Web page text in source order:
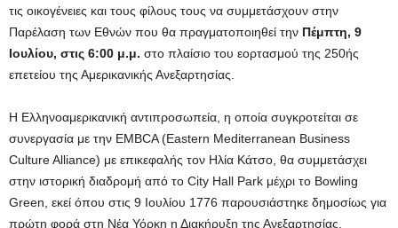
τις οικογένειες και τους φίλους τους να συμμετάσχουν στην
Παρέλαση των Εθνών που θα πραγματοποιηθεί την Πέμπτη, 9
Ιουλίου, στις 6:00 μ.μ. στο πλαίσιο του εορτασμού της 250ής
επετείου της Αμερικανικής Ανεξαρτησίας.
Η Ελληνοαμερικανική αντιπροσωπεία, η οποία συγκροτείται σε
συνεργασία με την EMBCA (Eastern Mediterranean Business
Culture Alliance) με επικεφαλής τον Ηλία Κάτσο, θα συμμετάσχει
στην ιστορική διαδρομή από το City Hall Park μέχρι το Bowling
Green, εκεί όπου στις 9 Ιουλίου 1776 παρουσιάστηκε δημοσίως για
πρώτη φορά στη Νέα Υόρκη η Διακήρυξη της Ανεξαρτησίας.